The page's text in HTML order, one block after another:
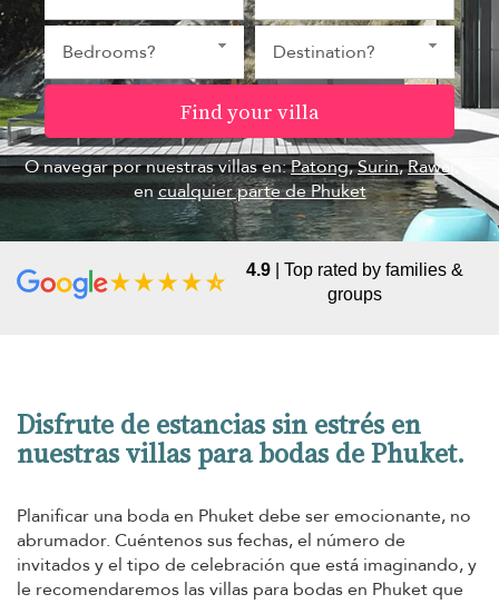
Find your villa
O navegar por nuestras villas en:Patong,Surin,Rawai
encualquier parte de Phuket
4.9| Top rated by families &
groups
Disfrute de estancias sin estrés en
nuestras villas para bodas de Phuket.
Planificar una boda en Phuket debe ser emocionante, no
abrumador. Cuéntenos sus fechas, el número de
invitados y el tipo de celebración que está imaginando, y
le recomendaremos las villas para bodas en Phuket que